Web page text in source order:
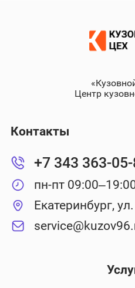
Центр
Контакты
+7 343 363-
пн-пт
Екатеринбург,